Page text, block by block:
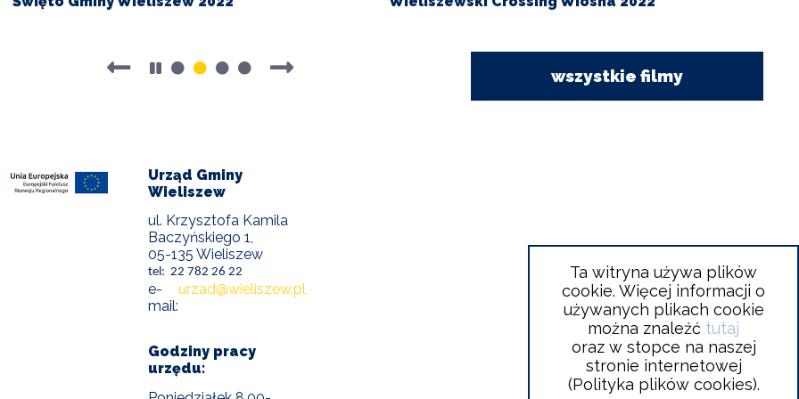
Ta witryna używa plików
cookie. Więcej informacji o
używanych plikach cookie
można znaleźć tutaj
oraz w stopce na naszej
stronie internetowej
(Polityka plików cookies).
Gminy
Crossing
Pause
wszystkie filmy
Urząd Gminy
Wieliszew
ul. Krzysztofa Kamila
Baczyńskiego 1,
05-135 Wieliszew
tel: 22 782 26 22
e-
mail:
urzad@wieliszew.pl
Godziny pracy
urzędu: